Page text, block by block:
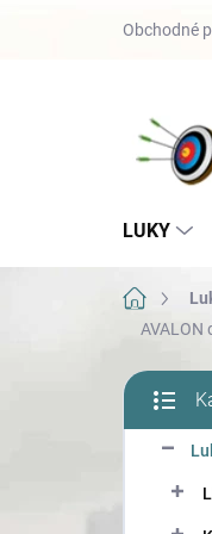
Obchodné
LUKY
Domov
AVALON
B
č